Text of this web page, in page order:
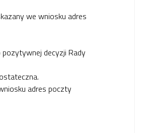
we wniosku adres
decyzji Rady
adres poczty